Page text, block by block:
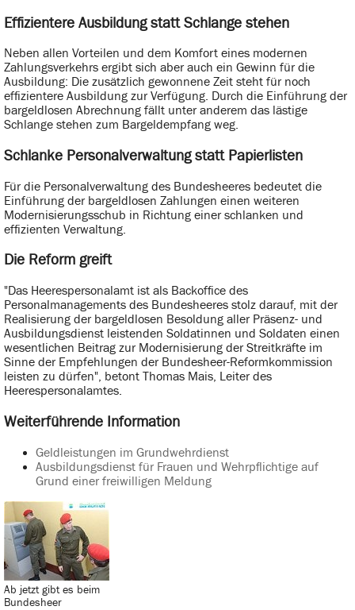
Effizientere Ausbildung statt Schlange stehen
Neben allen Vorteilen und dem Komfort eines modernen
Zahlungsverkehrs ergibt sich aber auch ein Gewinn für die
Ausbildung: Die zusätzlich gewonnene Zeit steht für noch
effizientere Ausbildung zur Verfügung. Durch die Einführung der
bargeldlosen Abrechnung fällt unter anderem das lästige
Schlange stehen zum Bargeldempfang weg.
Schlanke Personalverwaltung statt Papierlisten
Für die Personalverwaltung des Bundesheeres bedeutet die
Einführung der bargeldlosen Zahlungen einen weiteren
Modernisierungsschub in Richtung einer schlanken und
effizienten Verwaltung.
Die Reform greift
"Das Heerespersonalamt ist als Backoffice des
Personalmanagements des Bundesheeres stolz darauf, mit der
Realisierung der bargeldlosen Besoldung aller Präsenz- und
Ausbildungsdienst leistenden Soldatinnen und Soldaten einen
wesentlichen Beitrag zur Modernisierung der Streitkräfte im
Sinne der Empfehlungen der Bundesheer-Reformkommission
leisten zu dürfen", betont Thomas Mais, Leiter des
Heerespersonalamtes.
Weiterführende Information
Geldleistungen im Grundwehrdienst
Ausbildungsdienst für Frauen und Wehrpflichtige auf
Grund einer freiwilligen Meldung
Ab jetzt gibt es beim
Bundesheer